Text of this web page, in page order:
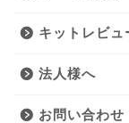
キットレビュ
法人様へ
お問い合わせ